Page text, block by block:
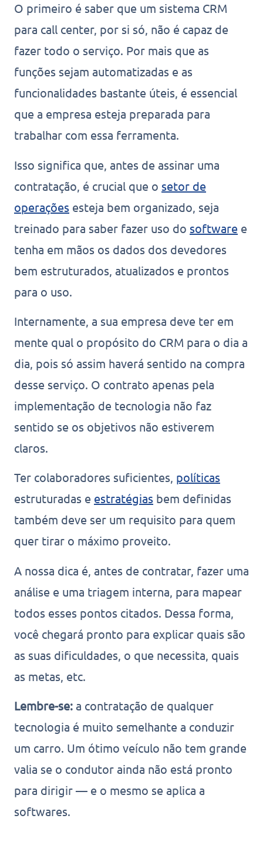
O primeiro é saber que um sistema CRM
para call center, por si só, não é capaz de
fazer todo o serviço. Por mais que as
funções sejam automatizadas e as
funcionalidades bastante úteis, é essencial
que a empresa esteja preparada para
trabalhar com essa ferramenta.
Isso significa que, antes de assinar uma
contratação, é crucial que o setor de
operações esteja bem organizado, seja
treinado para saber fazer uso do software e
tenha em mãos os dados dos devedores
bem estruturados, atualizados e prontos
para o uso.
Internamente, a sua empresa deve ter em
mente qual o propósito do CRM para o dia a
dia, pois só assim haverá sentido na compra
desse serviço. O contrato apenas pela
implementação de tecnologia não faz
sentido se os objetivos não estiverem
claros.
Ter colaboradores suficientes, políticas
estruturadas e estratégias bem definidas
também deve ser um requisito para quem
quer tirar o máximo proveito.
A nossa dica é, antes de contratar, fazer uma
análise e uma triagem interna, para mapear
todos esses pontos citados. Dessa forma,
você chegará pronto para explicar quais são
as suas dificuldades, o que necessita, quais
as metas, etc.
Lembre-se: a contratação de qualquer
tecnologia é muito semelhante a conduzir
um carro. Um ótimo veículo não tem grande
valia se o condutor ainda não está pronto
para dirigir — e o mesmo se aplica a
softwares.